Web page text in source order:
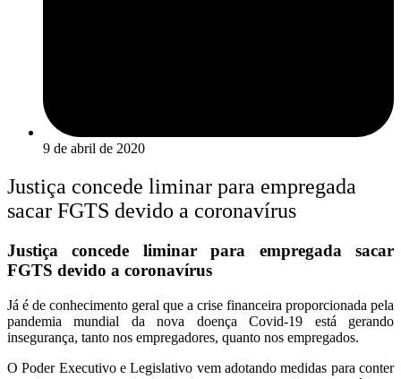
9 de abril de 2020
Justiça concede liminar para empregada
sacar FGTS devido a coronavírus
Justiça concede liminar para empregada sacar
FGTS devido a coronavírus
Já é de conhecimento geral que a crise financeira proporcionada pela
pandemia mundial da nova doença Covid-19 está gerando
insegurança, tanto nos empregadores, quanto nos empregados.
O Poder Executivo e Legislativo vem adotando medidas para conter